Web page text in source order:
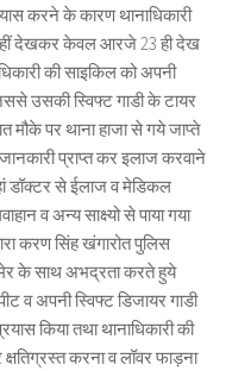
करने के कारण थानाधिकारी
देखकर केवल आरजे 23 ही देख
की साइकिल को अपनी
उसकी स्विफ्ट गाडी के टायर
मौके पर थाना हाजा से गये जाप्ते
जानकारी प्राप्त कर इलाज करवाने
से ईलाज व मेडिकल
व अन्य साक्ष्यो से पाया गया
करण सिंह खंगारोत पुलिस
के साथ अभद्रता करते हुये
व अपनी स्विफ्ट डिजायर गाडी
किया तथा थानाधिकारी की
करना व लॉवर फाड़ना